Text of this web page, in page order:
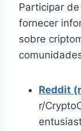
Participar
fornecer
sobre
Reddit
r/